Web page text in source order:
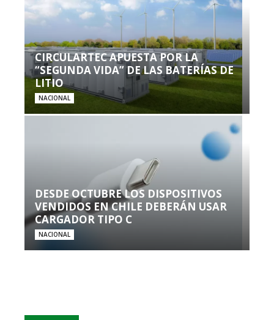
CIRCULARTEC APUESTA POR LA
“SEGUNDA VIDA” DE LAS BATERÍAS DE
LITIO
NACIONAL
DESDE OCTUBRE LOS DISPOSITIVOS
VENDIDOS EN CHILE DEBERÁN USAR
CARGADOR TIPO C
NACIONAL